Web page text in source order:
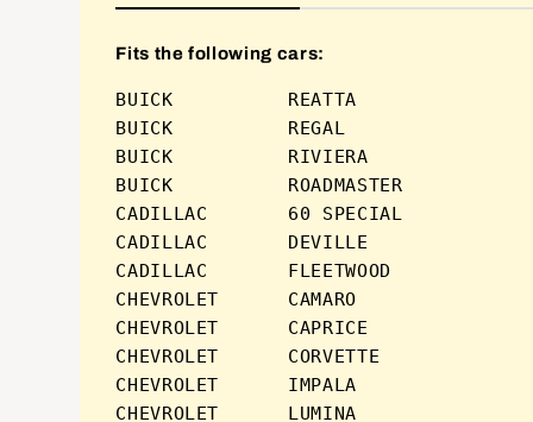
Fits the following cars:
BUICK          REATTA
BUICK          REGAL
BUICK          RIVIERA
BUICK          ROADMASTER
CADILLAC       60 SPECIAL
CADILLAC       DEVILLE
CADILLAC       FLEETWOOD
CHEVROLET      CAMARO
CHEVROLET      CAPRICE
CHEVROLET      CORVETTE
CHEVROLET      IMPALA
CHEVROLET      LUMINA